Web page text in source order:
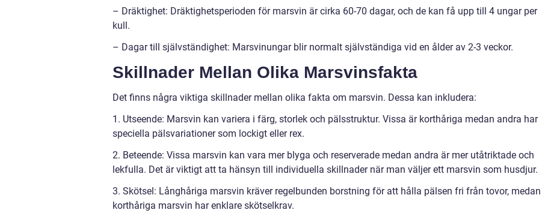
– Dräktighet: Dräktighetsperioden för marsvin är cirka 60-70 dagar, och de kan få upp till 4 ungar per
kull.
– Dagar till självständighet: Marsvinungar blir normalt självständiga vid en ålder av 2-3 veckor.
Skillnader Mellan Olika Marsvinsfakta
Det finns några viktiga skillnader mellan olika fakta om marsvin. Dessa kan inkludera:
1. Utseende: Marsvin kan variera i färg, storlek och pälsstruktur. Vissa är korthåriga medan andra har
speciella pälsvariationer som lockigt eller rex.
2. Beteende: Vissa marsvin kan vara mer blyga och reserverade medan andra är mer utåtriktade och
lekfulla. Det är viktigt att ta hänsyn till individuella skillnader när man väljer ett marsvin som husdjur.
3. Skötsel: Långhåriga marsvin kräver regelbunden borstning för att hålla pälsen fri från tovor, medan
korthåriga marsvin har enklare skötselkrav.